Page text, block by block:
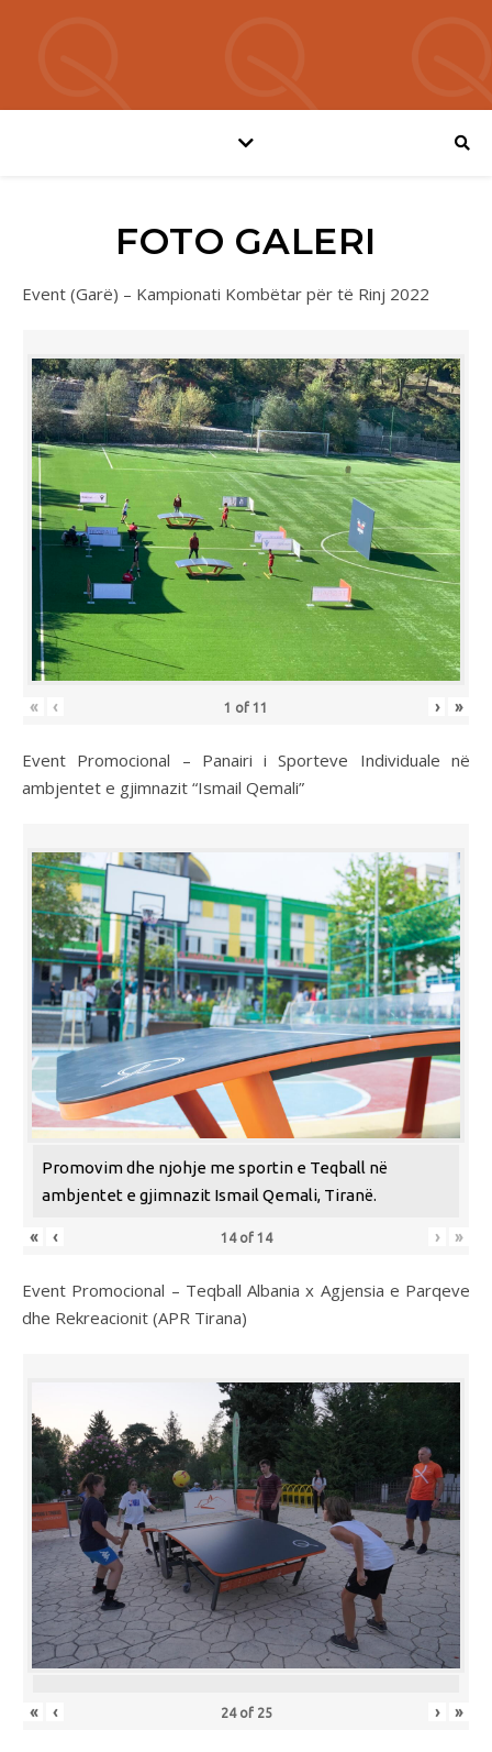
FOTO GALERI
Event (Garë) – Kampionati Kombëtar për të Rinj 2022
« ‹ 1 of 11 › »
Event Promocional – Panairi i Sporteve Individuale në
ambjentet e gjimnazit “Ismail Qemali”
Promovim dhe njohje me sportin e Teqball në
ambjentet e gjimnazit Ismail Qemali, Tiranë.
« ‹ 14of 14 › »
Event Promocional – Teqball Albania x Agjensia e Parqeve
dhe Rekreacionit (APR Tirana)
« ‹ 24of 25 › »